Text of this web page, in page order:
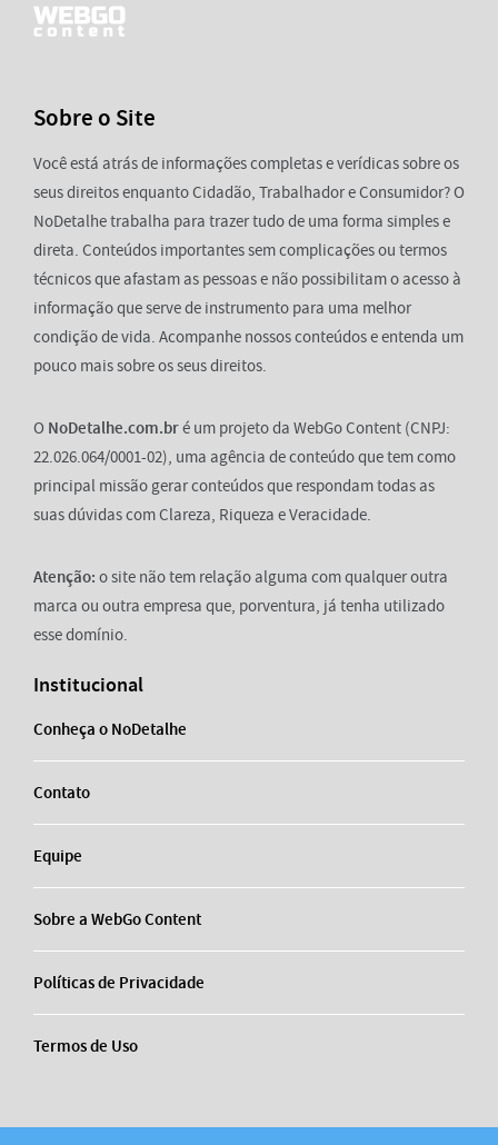
Sobre o Site
Você está atrás de informações completas e verídicas sobre os
seus direitos enquanto Cidadão, Trabalhador e Consumidor? O
NoDetalhe trabalha para trazer tudo de uma forma simples e
direta. Conteúdos importantes sem complicações ou termos
técnicos que afastam as pessoas e não possibilitam o acesso à
informação que serve de instrumento para uma melhor
condição de vida. Acompanhe nossos conteúdos e entenda um
pouco mais sobre os seus direitos.
O NoDetalhe.com.bré um projeto da WebGo Content (CNPJ:
22.026.064/0001-02), uma agência de conteúdo que tem como
principal missão gerar conteúdos que respondam todas as
suas dúvidas com Clareza, Riqueza e Veracidade.
Atenção: o site não tem relação alguma com qualquer outra
marca ou outra empresa que, porventura, já tenha utilizado
esse domínio.
Institucional
Conheça o NoDetalhe
Contato
Equipe
Sobre a WebGo Content
Políticas de Privacidade
Termos de Uso